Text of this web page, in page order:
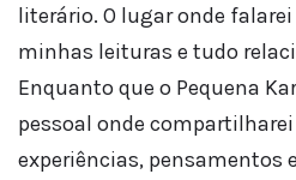
literário. O lugar onde
minhas leituras e tudo
Enquanto que o Pequena
pessoal onde
experiências, pensamentos